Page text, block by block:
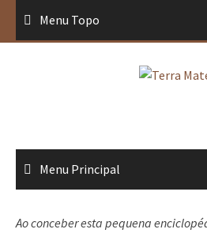
conteúdo
Menu Topo
Menu Principal
Ao conceber esta pequena